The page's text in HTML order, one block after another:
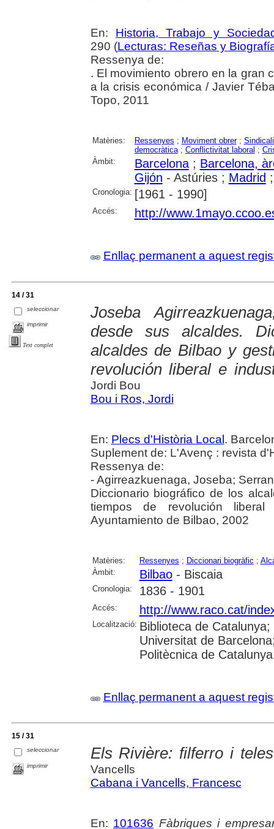
En: Historia, Trabajo y
290 (Lecturas: Reseñas y
Ressenya de:
. El movimiento obrero en la gran
a la crisis económica / Javier
Topo, 2011
Matèries: Ressenyes ; Moviment obrer;
democràtica; Conflictivitat laboral ;
Àmbit:
Barcelona; Barcelona,
Gijón - Astúries ; Madrid
Cronologia: [1961 - 1990]
Accés: http://
Enllaç permanent a aquest
14 / 31
seleccionar
imprimir
Text complet
Joseba
desde sus alcaldes.
alcaldes de Bilbao y
revolución liberal e
Jordi Bou
Bou i Ros, Jordi
En: Plecs d'Història Local.
Suplement de: L'Avenç : revista
Ressenya de:
- Agirreazkuenaga, Joseba;
Diccionario biográfico de los
tiempos de revolución
Ayuntamiento de Bilbao, 2002
Matèries: Ressenyes ; Diccionari biogràfic ;
Àmbit:
Bilbao- Biscaia
Cronologia: 1836 - 1901
Accés: http://www.raco.cat/
Localització: Biblioteca de
Universitat de
Politècnica de
Enllaç permanent a aquest
15 / 31
seleccionar
imprimir
Els Rivière: filferro i
Vancells
Cabana i Vancells, Francesc
En: 101636 Fàbriques i